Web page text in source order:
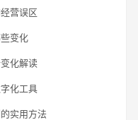
营误区
变化
化解读
化工具
实用方法